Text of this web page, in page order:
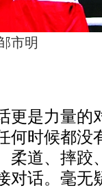
市明
是力量的
何时候都没
柔道、摔跤
对话。毫无